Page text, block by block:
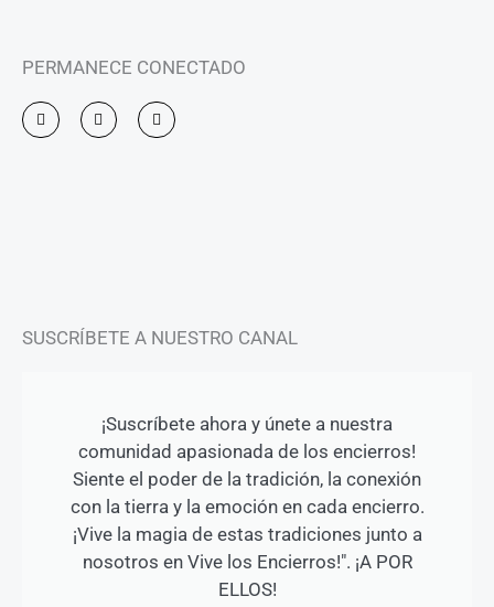
PERMANECE CONECTADO
I
n
s
F
a
c
Y
o
u
SUSCRÍBETE A NUESTRO CANAL
¡Suscríbete ahora y únete a nuestra
comunidad apasionada de los encierros!
Siente el poder de la tradición, la conexión
con la tierra y la emoción en cada encierro.
¡Vive la magia de estas tradiciones junto a
nosotros en Vive los Encierros!". ¡A POR
ELLOS!